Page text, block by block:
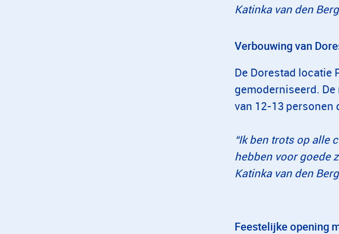
Katinka van den
Verbouwing van
De Dorestad locatie
gemoderniseerd.
van 12-13 personen
“Ik ben trots op alle
hebben voor goede
Katinka van den
Feestelijke opening